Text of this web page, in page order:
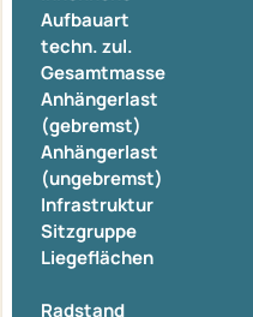
Aufbauart
techn. zul.
Gesamtmasse
Anhängerlast
(gebremst)
Anhängerlast
(ungebremst)
Infrastruktur
Sitzgruppe
Liegeflächen
Radstand